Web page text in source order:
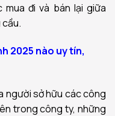
đi và bán lại giữa
2025 nào uy tín,
người sở hữu các công
trong công ty, những